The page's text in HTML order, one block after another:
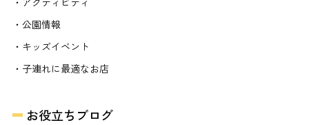
・公園情報
・キッズイベント
・子連れに最適なお店
お役立ちブログ